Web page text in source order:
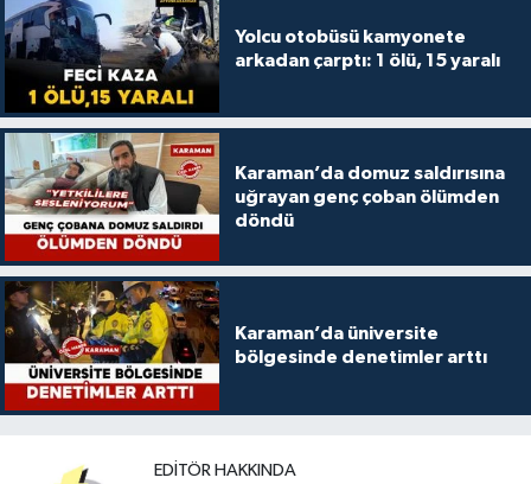
Yolcu otobüsü kamyonete
arkadan çarptı: 1 ölü, 15 yaralı
Karaman’da domuz saldırısına
uğrayan genç çoban ölümden
döndü
Karaman’da üniversite
bölgesinde denetimler arttı
EDITÖR HAKKINDA